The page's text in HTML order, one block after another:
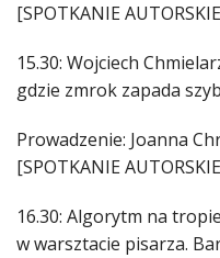
[SPOTKANIE
15.30: Wojciech
gdzie zmrok zapada
Prowadzenie: Joanna
[SPOTKANIE
16.30: Algorytm na
w warsztacie pisarza.